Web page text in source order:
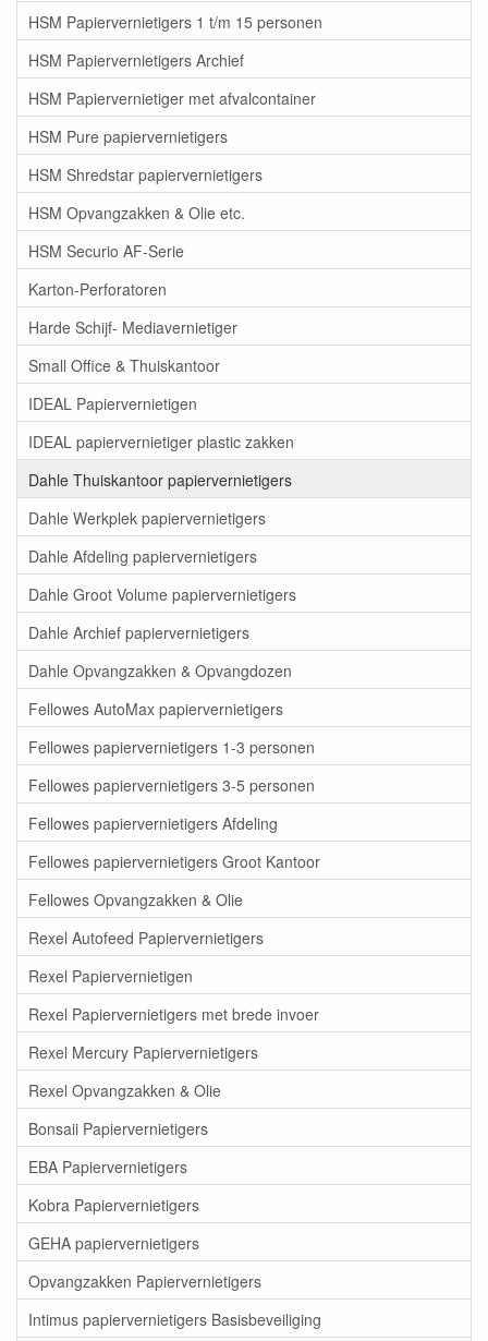
HSM Papiervernietigers 1 t/m 15 personen
HSM Papiervernietigers Archief
HSM Papiervernietiger met afvalcontainer
HSM Pure papiervernietigers
HSM Shredstar papiervernietigers
HSM Opvangzakken & Olie etc.
HSM Securio AF-Serie
Karton-Perforatoren
Harde Schijf- Mediavernietiger
Small Office & Thuiskantoor
IDEAL Papiervernietigen
IDEAL papiervernietiger plastic zakken
Dahle Thuiskantoor papiervernietigers
Dahle Werkplek papiervernietigers
Dahle Afdeling papiervernietigers
Dahle Groot Volume papiervernietigers
Dahle Archief papiervernietigers
Dahle Opvangzakken & Opvangdozen
Fellowes AutoMax papiervernietigers
Fellowes papiervernietigers 1-3 personen
Fellowes papiervernietigers 3-5 personen
Fellowes papiervernietigers Afdeling
Fellowes papiervernietigers Groot Kantoor
Fellowes Opvangzakken & Olie
Rexel Autofeed Papiervernietigers
Rexel Papiervernietigen
Rexel Papiervernietigers met brede invoer
Rexel Mercury Papiervernietigers
Rexel Opvangzakken & Olie
Bonsaii Papiervernietigers
EBA Papiervernietigers
Kobra Papiervernietigers
GEHA papiervernietigers
Opvangzakken Papiervernietigers
Intimus papiervernietigers Basisbeveiliging